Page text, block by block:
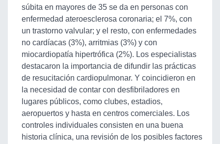
súbita en mayores de 35 se da en personas con
enfermedad ateroesclerosa coronaria; el 7%, con
un trastorno valvular; y el resto, con enfermedades
no cardíacas (3%), arritmias (3%) y con
miocardiopatía hipertrófica (2%). Los especialistas
destacaron la importancia de difundir las prácticas
de resucitación cardiopulmonar. Y coincidieron en
la necesidad de contar con desfibriladores en
lugares públicos, como clubes, estadios,
aeropuertos y hasta en centros comerciales. Los
controles individuales consisten en una buena
historia clínica, una revisión de los posibles factores